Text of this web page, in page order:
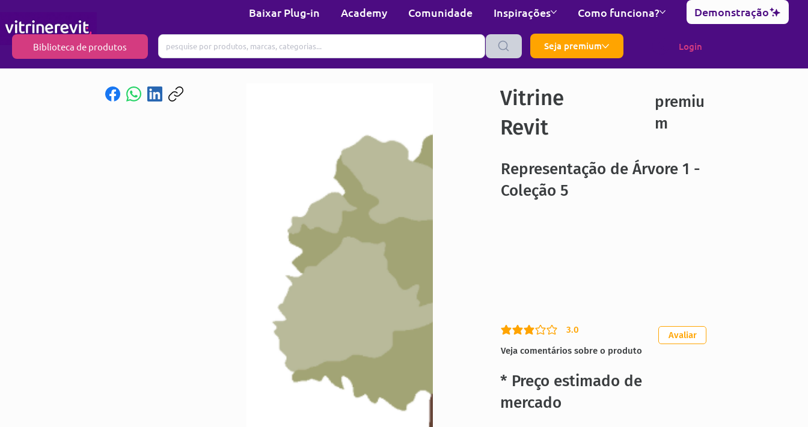
Baixar Plug-in Academy Comunidade Inspirações Como funciona? Demonstração
Biblioteca de produtos Seja premium Login
Vitrine
Revit
premiu
m
Representação de Árvore 1 -
Coleção 5
3.0
classificação média é 3 de 5
Veja comentários sobre o produto
Avaliar
* Preço estimado de
mercado